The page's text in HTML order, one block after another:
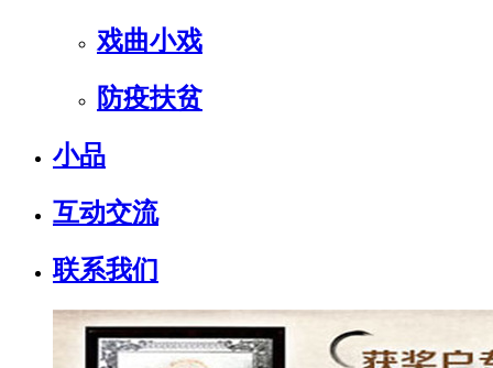
戏曲小戏
防疫扶贫
小品
互动交流
联系我们